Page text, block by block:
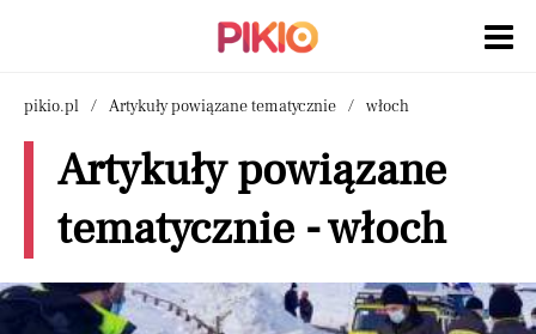
pikio.pl Artykuły powiązane tematycznie włoch
Artykuły powiązane
tematycznie - włoch